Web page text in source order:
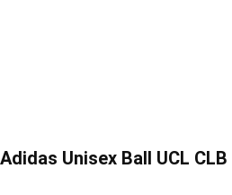
Adidas Unisex Ball UCL CLB